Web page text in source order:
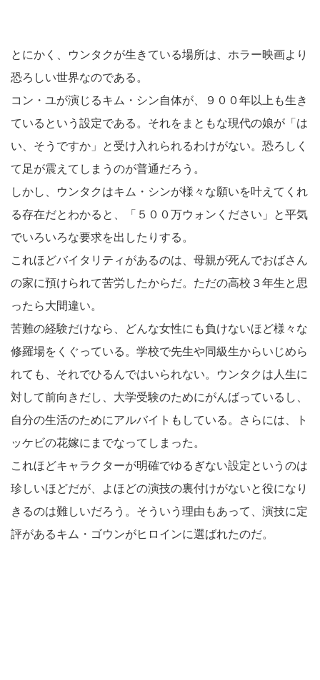
とにかく、ウンタクが生きている場所は、ホラー映画より
恐ろしい世界なのである。
コン・ユが演じるキム・シン自体が、９００年以上も生き
ているという設定である。それをまともな現代の娘が「は
い、そうですか」と受け入れられるわけがない。恐ろしく
て足が震えてしまうのが普通だろう。
しかし、ウンタクはキム・シンが様々な願いを叶えてくれ
る存在だとわかると、「５００万ウォンください」と平気
でいろいろな要求を出したりする。
これほどバイタリティがあるのは、母親が死んでおばさん
の家に預けられて苦労したからだ。ただの高校３年生と思
ったら大間違い。
苦難の経験だけなら、どんな女性にも負けないほど様々な
修羅場をくぐっている。学校で先生や同級生からいじめら
れても、それでひるんではいられない。ウンタクは人生に
対して前向きだし、大学受験のためにがんばっているし、
自分の生活のためにアルバイトもしている。さらには、ト
ッケビの花嫁にまでなってしまった。
これほどキャラクターが明確でゆるぎない設定というのは
珍しいほどだが、よほどの演技の裏付けがないと役になり
きるのは難しいだろう。そういう理由もあって、演技に定
評があるキム・ゴウンがヒロインに選ばれたのだ。